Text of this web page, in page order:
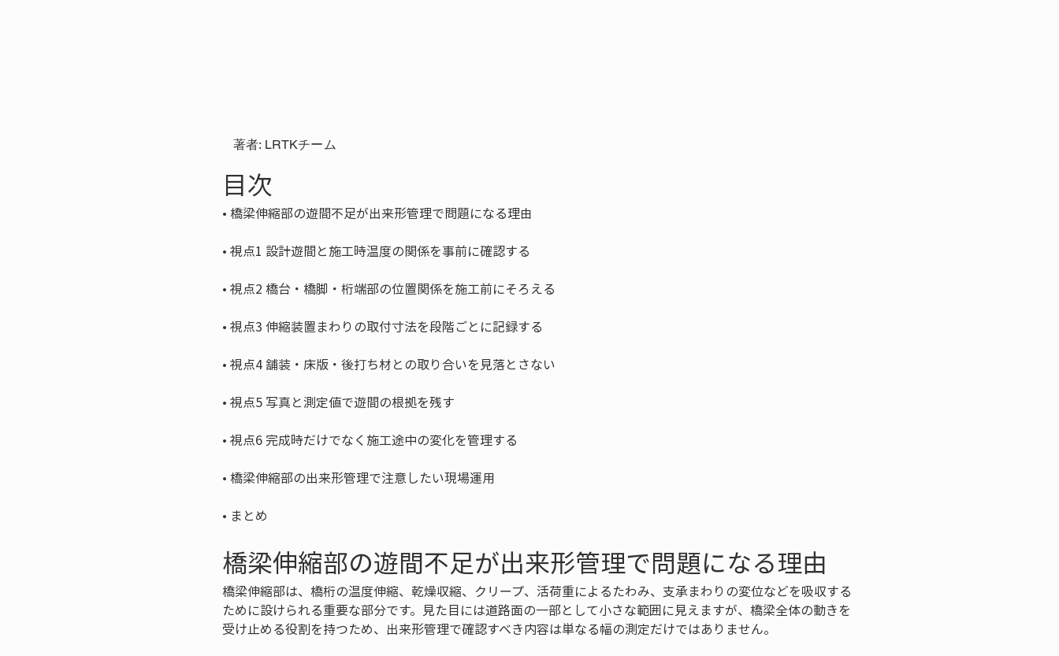
著者: LRTKチーム
目次
•
•
•
•
•
•
•
•
• まとめ
橋梁伸縮部の遊間不足が出来形管理で問題になる理由
橋梁伸縮部は、橋桁の温度伸縮、乾燥収縮、クリープ、活荷重によるたわみ、支承まわりの変位などを吸収する
ために設けられる重要な部分です。見た目には道路面の一部として小さな範囲に見えますが、橋梁全体の動きを
受け止める役割を持つため、出来形管理で確認すべき内容は単なる幅の測定だけではありません。